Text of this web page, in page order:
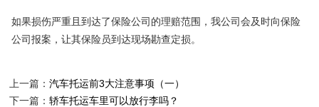
如果损伤严重且到达了保险公司的理赔范围，我公司会及时向保险
公司报案，让其保险员到达现场勘查定损。
上一篇：汽车托运前3大注意事项（一）
下一篇：轿车托运车里可以放行李吗？